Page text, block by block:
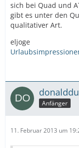
sich bei Quad und
gibt es unter den
qualitativer Art.
eljoge
Anfänger
11. Februar 2013 um